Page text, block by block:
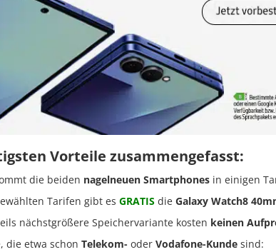
Vorteile zusammengefasst:
die beiden nagelneuen Smartphones in einigen
Tarifen gibt es GRATIS die Galaxy Watch8
nächstgrößere Speichervariante kosten keinen
die etwa schon Telekom- oder Vodafone-Kunde sind: